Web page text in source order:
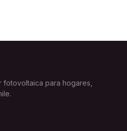
fotovoltaica para hogares,